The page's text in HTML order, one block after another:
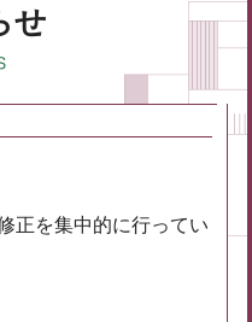
せ
正を集中的に行ってい